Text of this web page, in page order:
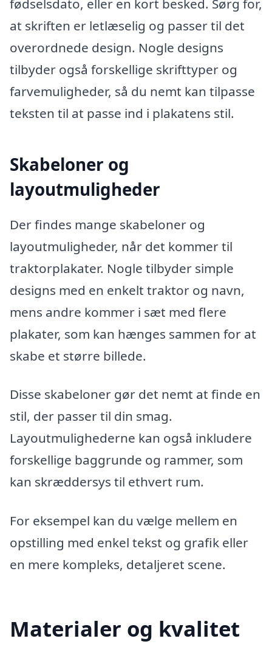
fødselsdato, eller en kort besked. Sørg for,
at skriften er letlæselig og passer til det
overordnede design. Nogle designs
tilbyder også forskellige skrifttyper og
farvemuligheder, så du nemt kan tilpasse
teksten til at passe ind i plakatens stil.
Skabeloner og
layoutmuligheder
Der findes mange skabeloner og
layoutmuligheder, når det kommer til
traktorplakater. Nogle tilbyder simple
designs med en enkelt traktor og navn,
mens andre kommer i sæt med flere
plakater, som kan hænges sammen for at
skabe et større billede.
Disse skabeloner gør det nemt at finde en
stil, der passer til din smag.
Layoutmulighederne kan også inkludere
forskellige baggrunde og rammer, som
kan skræddersys til ethvert rum.
For eksempel kan du vælge mellem en
opstilling med enkel tekst og grafik eller
en mere kompleks, detaljeret scene.
Materialer og kvalitet